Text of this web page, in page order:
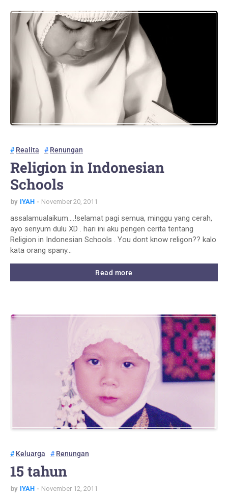
Realita Renungan
Religion in Indonesian
Schools
by IYAH November 20, 2011
assalamualaikum....!selamat pagi semua, minggu yang cerah,
ayo senyum dulu XD . hari ini aku pengen cerita tentang
Religion in Indonesian Schools . You dont know religon?? kalo
kata orang spany…
Read more
Keluarga Renungan
15 tahun
by IYAH November 12, 2011